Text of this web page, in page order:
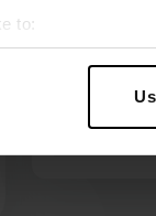
to:
geographical
personal data is
content and
site with our
payé 32,50
personnes et un
Acsi.